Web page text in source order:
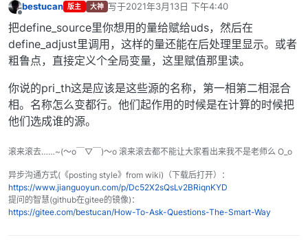
bestucan 版主 大神 写于2021年3月13日 下午4:40
最后由 编辑
把define_source里你想用的量给赋给uds，然后在
define_adjust里调用，这样的量还能在后处理里显示。或者
粗鲁点，直接定义个全局变量，这里赋值那里读。
你说的pri_th这是应该是这些源的名称，第一相第二相混合
相。名称怎么变都行。他们起作用的时候是在计算的时候把
他们选成谁的源。
滚来滚去……~(～o￣▽￣)～o 滚来滚去都不能让大家看出来我不是老师么 O_o
异步沟通方式(《posting style》from wiki)（下载后打开）：
https://www.jianguoyun.com/p/Dc52X2sQsLv2BRiqnKYD
提问的智慧(github在gitee的镜像)：
https://gitee.com/bestucan/How-To-Ask-Questions-The-Smart-Way